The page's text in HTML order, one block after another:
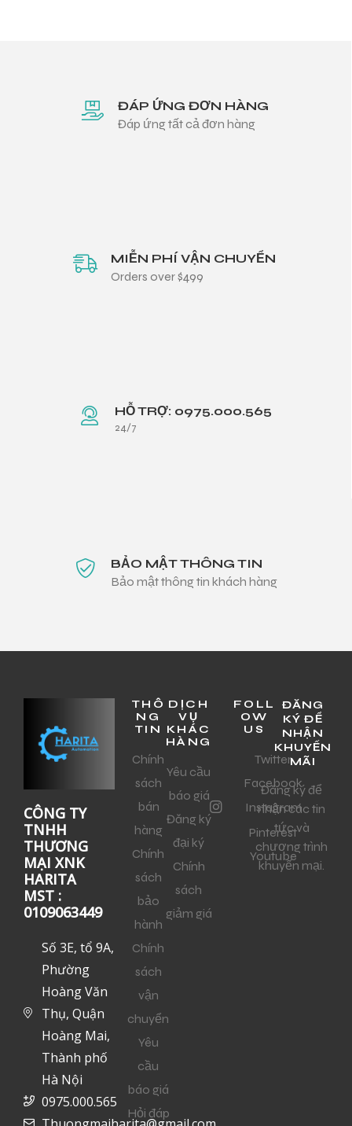
ĐÁP ỨNG ĐƠN HÀNG
Đáp ứng tất cả đơn hàng
MIỄN PHÍ VẬN CHUYỂN
Orders over $499
HỖ TRỢ: 0975.000.565
24/7
BẢO MẬT THÔNG TIN
Bảo mật thông tin khách hàng
CÔNG TY
TNHH
THƯƠNG
MẠI XNK
HARITA
MST :
0109063449
Số 3E, tổ 9A,
Phường
Hoàng Văn
Thụ, Quận
Hoàng Mai,
Thành phố
Hà Nội
0975.000.565
THÔ
NG
TIN
Chính
sách
bán
hàng
Chính
sách
bảo
hành
Chính
sách
vận
chuyển
Yêu
cầu
báo giá
Hỏi đáp
DỊCH
VỤ
KHÁC
HÀNG
Yêu cầu
báo giá
Đăng ký
đại ký
Chính
sách
giảm giá
FOLL
OW
US
Twitter
Facebook
Instagram
Pinterest
Youtube
ĐĂNG
KÝ ĐỂ
NHẬN
KHUYẾN
MÃI
Đăng ký để
nhận các tin
tức và
chương trình
khuyến mại.